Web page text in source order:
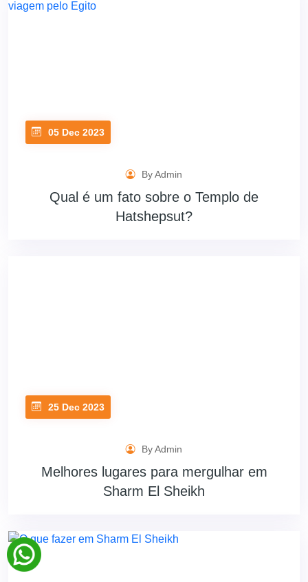
05 Dec 2023
By Admin
Qual é um fato sobre o Templo de
Hatshepsut?
25 Dec 2023
By Admin
Melhores lugares para mergulhar em
Sharm El Sheikh